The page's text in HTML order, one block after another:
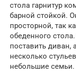
стола гарнитур
барной стойкой.
просторной, так
обеденного
поставить диван,
несколько
небольшие семьи.